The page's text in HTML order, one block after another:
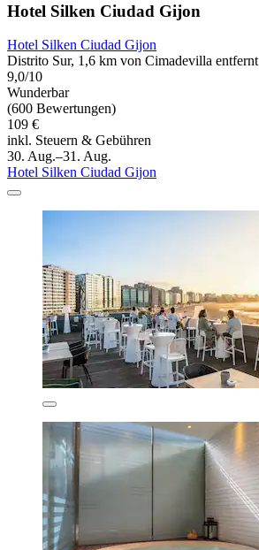
Hotel Silken Ciudad Gijon
Hotel Silken Ciudad Gijon
Distrito Sur, 1,6 km von Cimadevilla entfernt
9,0/10
Wunderbar
(600 Bewertungen)
109 €
inkl. Steuern & Gebühren
30. Aug.–31. Aug.
Hotel Silken Ciudad Gijon